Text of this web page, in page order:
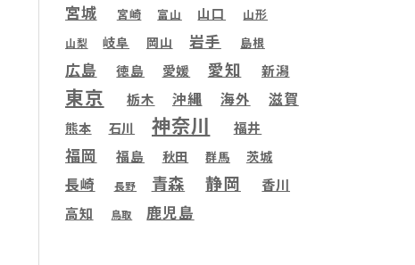
宮城 宮崎 富山 山口 山形
山梨 岐阜 岡山 岩手 島根
広島 徳島 愛媛 愛知 新潟
東京 栃木 沖縄 海外 滋賀
熊本 石川 神奈川 福井
福岡 福島 秋田 群馬 茨城
長崎 長野 青森 静岡 香川
高知 鳥取 鹿児島